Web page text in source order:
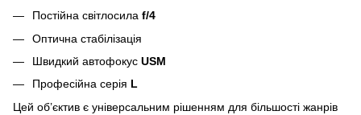
Постійна світлосила f/4
Оптична стабілізація
Швидкий автофокус USM
Професійна серія L
Цей об’єктив є універсальним рішенням для більшості жанрів